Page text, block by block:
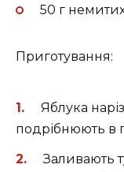
50 г
Приготування:
Яблука
подрібнюють в
Заливають